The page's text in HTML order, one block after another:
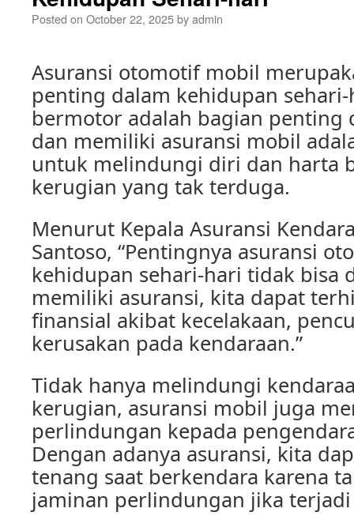
Posted on October 22, 2025byadmin
Asuransi otomotif mobil
penting dalam kehidupan
bermotor adalah bagian penting
dan memiliki asuransi mobil
untuk melindungi diri dan harta
kerugian yang tak terduga.
Menurut Kepala Asuransi
Santoso, “Pentingnya asuransi
kehidupan sehari-hari tidak bisa
memiliki asuransi, kita dapat
finansial akibat kecelakaan,
kerusakan pada kendaraan.”
Tidak hanya melindungi
kerugian, asuransi mobil juga
perlindungan kepada
Dengan adanya asuransi, kita
tenang saat berkendara karena
jaminan perlindungan jika terjadi